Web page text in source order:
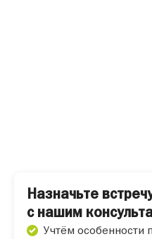
Назначьте
с нашим
Учтём особенности